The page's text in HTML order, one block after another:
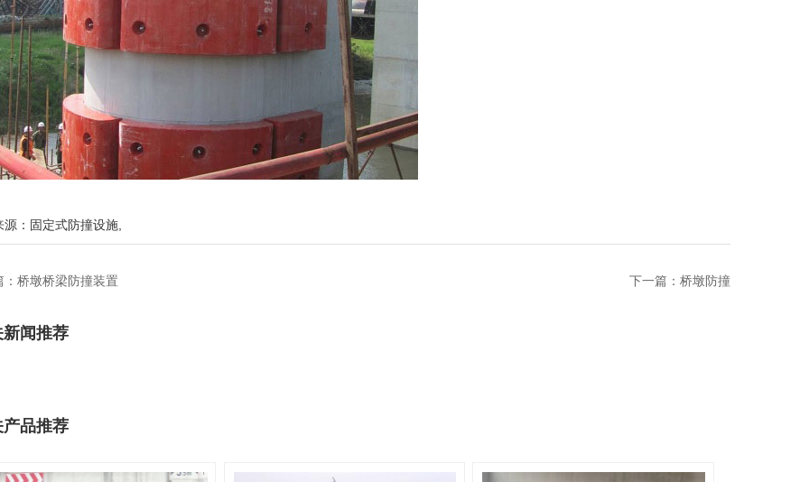
： 固定式防撞设施
桥墩桥梁防撞装置 下一篇： 桥墩防撞
新闻推荐
产品推荐